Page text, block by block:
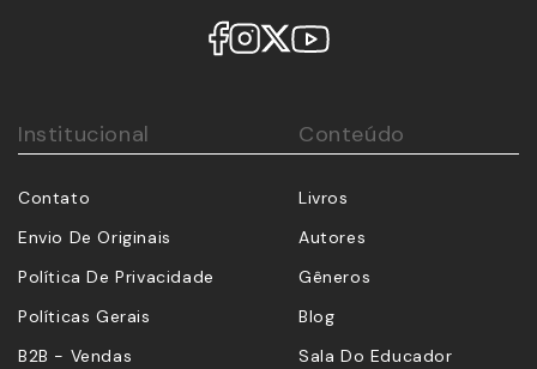
Institucional Conteúdo
Contato
Envio De Originais
Política De Privacidade
Políticas Gerais
B2B - Vendas
Livros
Autores
Gêneros
Blog
Sala Do Educador